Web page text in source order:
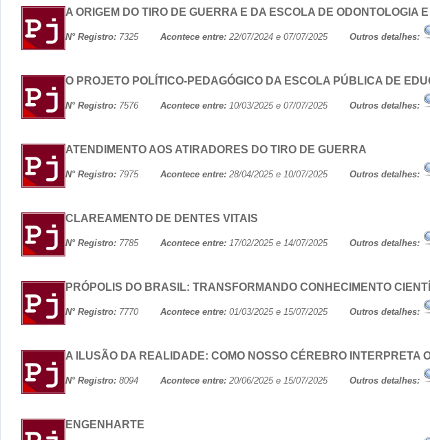
A ORIGEM DO TIRO DE GUERRA E DA ESCOLA DE
N° Registro: 7325 Acontece entre: 22/07/2024 e 07/07/2025 Outros detalhes:
O PROJETO POLÍTICO-PEDAGÓGICO DA ESCOLA PÚBLICA DE
N° Registro: 7576 Acontece entre: 10/03/2025 e 07/07/2025 Outros detalhes:
ATENDIMENTO AOS ATIRADORES DO TIRO DE GUERRA
N° Registro: 7975 Acontece entre: 28/04/2025 e 10/07/2025 Outros detalhes:
CLAREAMENTO DE DENTES VITAIS
N° Registro: 7785 Acontece entre: 17/02/2025 e 14/07/2025 Outros detalhes:
PRÓPOLIS DO BRASIL: TRANSFORMANDO CONHECIMENTO
N° Registro: 7770 Acontece entre: 01/03/2025 e 15/07/2025 Outros detalhes:
A ILUSÃO DA REALIDADE: COMO NOSSO CÉREBRO INTERPRETA
N° Registro: 8094 Acontece entre: 20/06/2025 e 15/07/2025 Outros detalhes:
ENGENHARTE